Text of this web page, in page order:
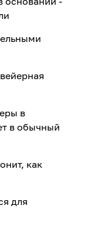
в
в обычный
как
для